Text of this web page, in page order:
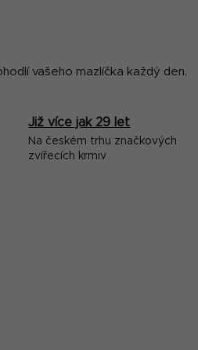
vašeho mazlíčka každý den.
Již více jak 29 let
Na českém trhu značkových
zvířecích krmiv